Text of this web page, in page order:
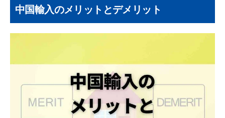
中国輸入のメリットとデメリット